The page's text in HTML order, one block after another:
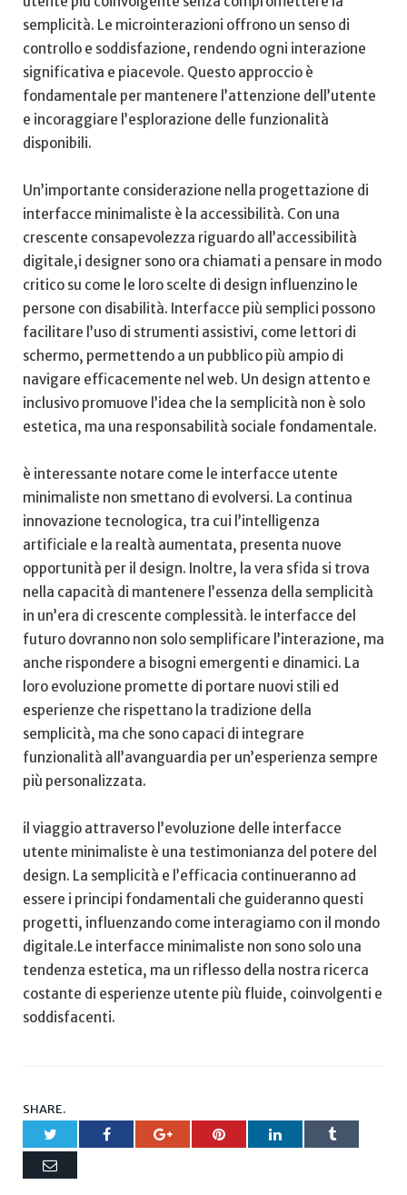
semplicità. Le microinterazioni offrono un senso di⁣
controllo e ⁤soddisfazione, rendendo ogni interazione
significativa e piacevole. Questo approccio è
fondamentale per mantenere l’attenzione dell’utente
e incoraggiare l’esplorazione‍ delle funzionalità
disponibili.
Un’importante considerazione nella progettazione di
interfacce minimaliste è la accessibilità. Con una
crescente consapevolezza riguardo all’accessibilità
digitale,i designer sono ora chiamati a pensare in​ modo
critico ‌su come le loro scelte‌ di design influenzino ⁣le
persone con disabilità. Interfacce più semplici possono
facilitare​ l’uso di strumenti assistivi, come lettori‌ di
schermo, permettendo a un pubblico più ampio di
‌navigare efficacemente nel ⁤web. Un ⁢design attento e
inclusivo promuove ‍l’idea che la ⁣semplicità non ⁤è‍ solo
estetica, ⁤ma una⁣ responsabilità sociale fondamentale.
è interessante notare come le interfacce utente
minimaliste non smettano ⁣di evolversi. ⁢La continua
innovazione tecnologica,⁤ tra⁢ cui l’intelligenza
artificiale e la realtà aumentata, presenta nuove
opportunità per il⁣ design. Inoltre, la vera sfida si trova
nella capacità di mantenere l’essenza della⁤ semplicità
in un’era‍ di crescente complessità. le interfacce del
futuro‍ dovranno non solo semplificare l’interazione, ma
anche rispondere a bisogni emergenti e dinamici. La
loro evoluzione promette di ‍portare nuovi stili ed
‍esperienze che rispettano la tradizione della
semplicità, ma che sono ⁤capaci⁣ di integrare
funzionalità all’avanguardia per un’esperienza sempre
più personalizzata.
il viaggio attraverso l’evoluzione delle interfacce‍
utente⁢ minimaliste è una testimonianza del potere del​
design. La semplicità e ‍l’efficacia continueranno ad
‌essere i principi fondamentali che⁣ guideranno questi
progetti, influenzando come interagiamo con il ‍mondo⁣
digitale.Le interfacce minimaliste⁢ non sono solo una
tendenza estetica, ma un riflesso della nostra⁤ ricerca
costante di esperienze⁤ utente più fluide, coinvolgenti e
⁣soddisfacenti.
SHARE.
Twitter Facebook Google+Pinterest LinkedIn Tumblr
Email